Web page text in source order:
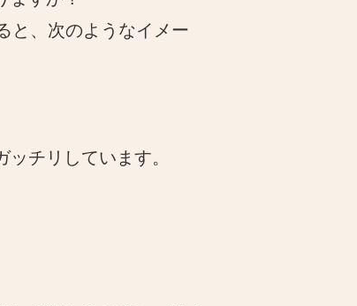
と、次のようなイメー
チリしています。